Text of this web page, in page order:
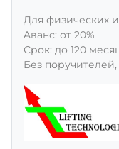
Для физических
Aванс: от 20%
Срок: до 120
Без поручителей,